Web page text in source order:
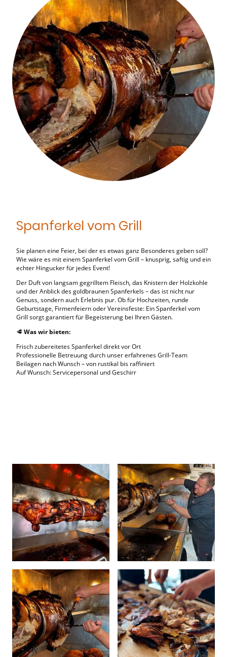
Spanferkel vom Grill
Sie planen eine Feier, bei der es etwas ganz Besonderes geben soll?
Wie wäre es mit einem Spanferkel vom Grill – knusprig, saftig und ein
echter Hingucker für jedes Event!
Der Duft von langsam gegrilltem Fleisch, das Knistern der Holzkohle
und der Anblick des goldbraunen Spanferkels – das ist nicht nur
Genuss, sondern auch Erlebnis pur. Ob für Hochzeiten, runde
Geburtstage, Firmenfeiern oder Vereinsfeste: Ein Spanferkel vom
Grill sorgt garantiert für Begeisterung bei Ihren Gästen.
🥩 Was wir bieten:
Frisch zubereitetes Spanferkel direkt vor Ort
Professionelle Betreuung durch unser erfahrenes Grill-Team
Beilagen nach Wunsch – von rustikal bis raffiniert
Auf Wunsch: Servicepersonal und Geschirr